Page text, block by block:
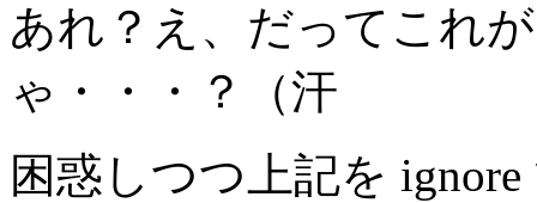
あれ？え、だってこれ
ゃ・・・？（汗
困惑しつつ上記を